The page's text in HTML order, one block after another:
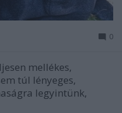
0
mellékes,
túl lényeges,
legyintünk,